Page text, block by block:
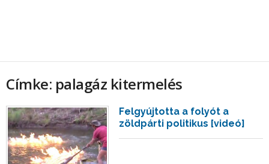
Címke: palagáz kitermelés
Felgyújtotta a folyót a
zöldpárti politikus [videó]